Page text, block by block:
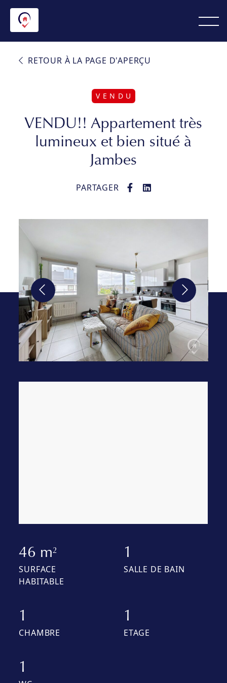
RETOUR À LA PAGE D'APERÇU
V E N D U
VENDU!! Appartement très
lumineux et bien situé à
Jambes
PARTAGER
46 m2
SURFACE
HABITABLE
1
SALLE DE BAIN
1
CHAMBRE
1
ETAGE
1